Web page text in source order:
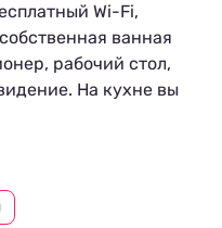
Wi-Fi,
ванная
рабочий стол,
На кухне вы
печь и
перекусить в
В 1 км расположен